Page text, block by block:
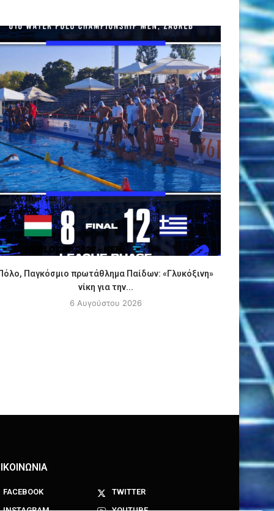
Παγκόσμιο πρωτάθλημα Παίδων: «Γλυκόξινη»
νίκη για την...
6 Αυγούστου 2026
FACEBOOK
TWITTER